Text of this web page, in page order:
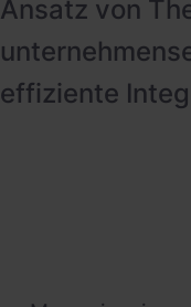
Ansatz von
effiziente